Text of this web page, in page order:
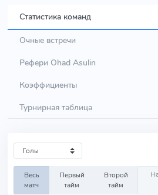
Статистика команд
Очные встречи
Рефери Ohad Asulin
Коэффициенты
Турнирная таблица
Весь
матч
Первый
тайм
Второй
тайм